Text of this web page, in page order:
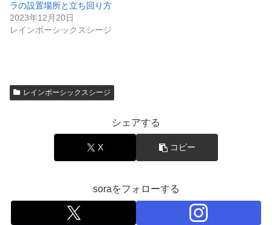
ラの設置場所と立ち回り方
2023年12月20日
レインボーシックスシージ
レインボーシックスシージ
シェアする
X コピー
soraをフォローする